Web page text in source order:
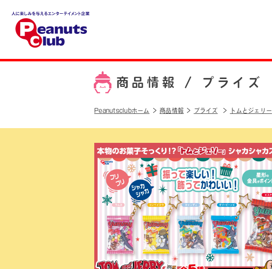
商品情報 / プライズ
Peanutsclubホーム 商品情報 プライズ トムとジェリー